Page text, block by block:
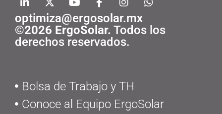
optimiza@ergosolar.mx
©2026 ErgoSolar. Todos los
derechos reservados.
Bolsa de Trabajo y TH
Conoce al Equipo ErgoSolar